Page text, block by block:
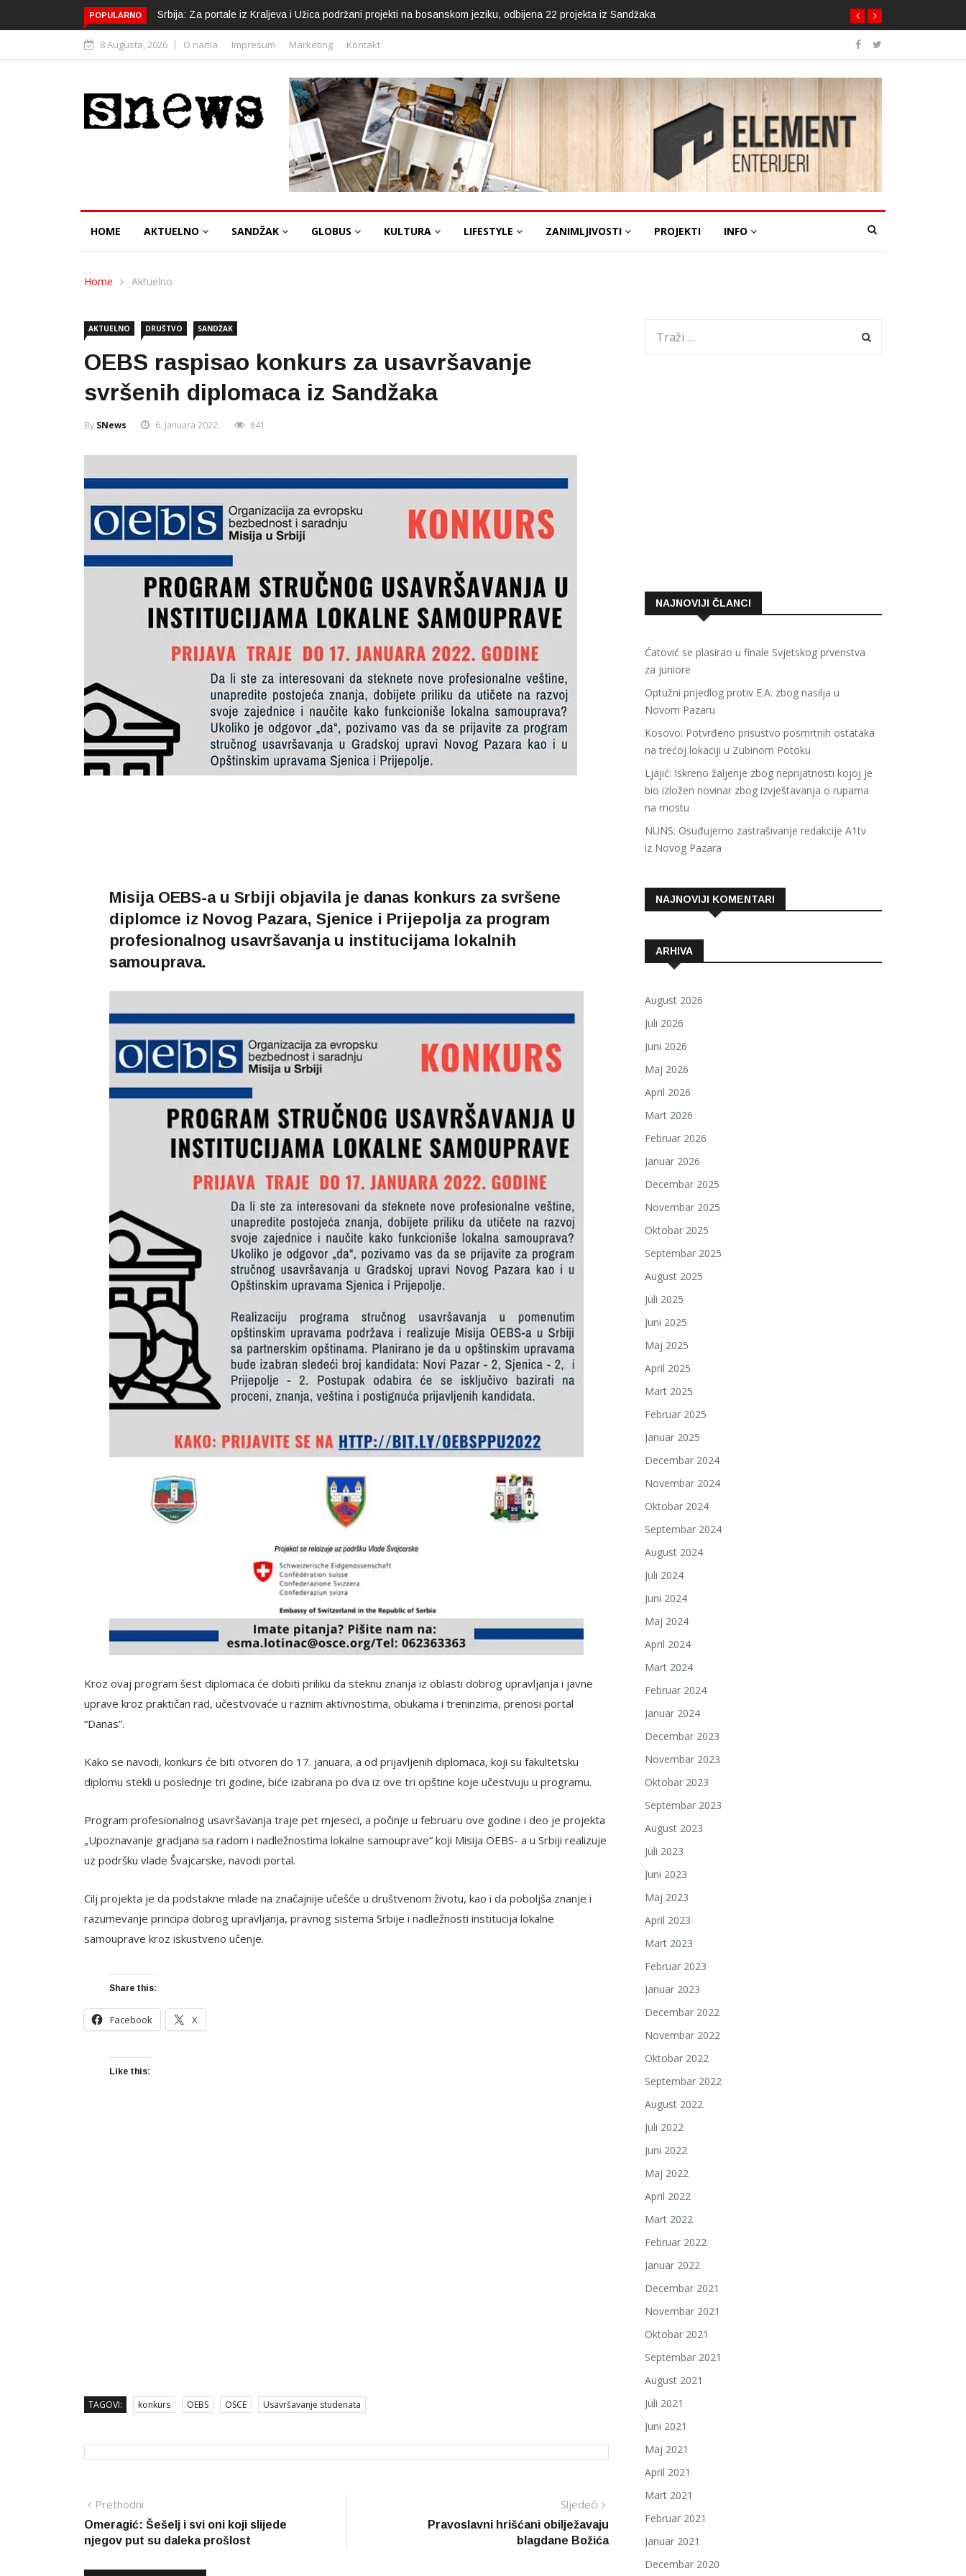
POPULARNO Srbija: Za portale iz Kraljeva i Užica podržani projekti na bosanskom jeziku, odbijena 22 projekta iz Sandžaka
8 Augusta, 2026 O nama Impresum Marketing Kontakt
HOME AKTUELNO SANDŽAK GLOBUS KULTURA LIFESTYLE ZANIMLJIVOSTI PROJEKTI INFO
Home Aktuelno
AKTUELNO DRUŠTVO SANDŽAK
OEBS raspisao konkurs za usavršavanje
svršenih diplomaca iz Sandžaka
By SNews 6. Januara 2022. 841
Misija OEBS-a u Srbiji objavila je danas konkurs za svršene
diplomce iz Novog Pazara, Sjenice i Prijepolja za program
profesionalnog usavršavanja u institucijama lokalnih
samouprava.
Kroz ovaj program šest diplomaca će dobiti priliku da steknu znanja iz oblasti dobrog upravljanja i javne
uprave kroz praktičan rad, učestvovaće u raznim aktivnostima, obukama i treninzima, prenosi portal
“Danas”.
Kako se navodi, konkurs će biti otvoren do 17. januara, a od prijavljenih diplomaca, koji su fakultetsku
diplomu stekli u poslednje tri godine, biće izabrana po dva iz ove tri opštine koje učestvuju u programu.
Program profesionalnog usavršavanja traje pet mjeseci, a počinje u februaru ove godine i deo je projekta
„Upoznavanje gradjana sa radom i nadležnostima lokalne samouprave“ koji Misija OEBS- a u Srbiji realizuje
uz podršku vlade Švajcarske, navodi portal.
Cilj projekta je da podstakne mlade na značajnije učešće u društvenom životu, kao i da poboljša znanje i
razumevanje principa dobrog upravljanja, pravnog sistema Srbije i nadležnosti institucija lokalne
samouprave kroz iskustveno učenje.
Share this:
Facebook X
Like this:
TAGOVI: konkurs OEBS OSCE Usavršavanje studenata
Navigacija
članaka
Prethodni
vijest
Omeragić: Šešelj i svi oni koji slijede
njegov put su daleka prošlost
Sljedeći
Sljedeća
Pravoslavni hrišćani obilježavaju
blagdane Božića
NAJNOVIJI ČLANCI
Ćatović se plasirao u finale Svjetskog prvenstva
za juniore
Optužni prijedlog protiv E.A. zbog nasilja u
Novom Pazaru
Kosovo: Potvrđeno prisustvo posmrtnih ostataka
na trećoj lokaciji u Zubinom Potoku
Ljajić: Iskreno žaljenje zbog neprijatnosti kojoj je
bio izložen novinar zbog izvještavanja o rupama
na mostu
NUNS: Osuđujemo zastrašivanje redakcije A1tv
iz Novog Pazara
NAJNOVIJI KOMENTARI
ARHIVA
August 2026
Juli 2026
Juni 2026
Maj 2026
April 2026
Mart 2026
Februar 2026
Januar 2026
Decembar 2025
Novembar 2025
Oktobar 2025
Septembar 2025
August 2025
Juli 2025
Juni 2025
Maj 2025
April 2025
Mart 2025
Februar 2025
Januar 2025
Decembar 2024
Novembar 2024
Oktobar 2024
Septembar 2024
August 2024
Juli 2024
Juni 2024
Maj 2024
April 2024
Mart 2024
Februar 2024
Januar 2024
Decembar 2023
Novembar 2023
Oktobar 2023
Septembar 2023
August 2023
Juli 2023
Juni 2023
Maj 2023
April 2023
Mart 2023
Februar 2023
Januar 2023
Decembar 2022
Novembar 2022
Oktobar 2022
Septembar 2022
August 2022
Juli 2022
Juni 2022
Maj 2022
April 2022
Mart 2022
Februar 2022
Januar 2022
Decembar 2021
Novembar 2021
Oktobar 2021
Septembar 2021
August 2021
Juli 2021
Juni 2021
Maj 2021
April 2021
Mart 2021
Februar 2021
Januar 2021
Decembar 2020